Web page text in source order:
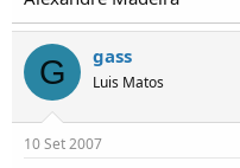
G gass
Luis Matos
10 Set 2007